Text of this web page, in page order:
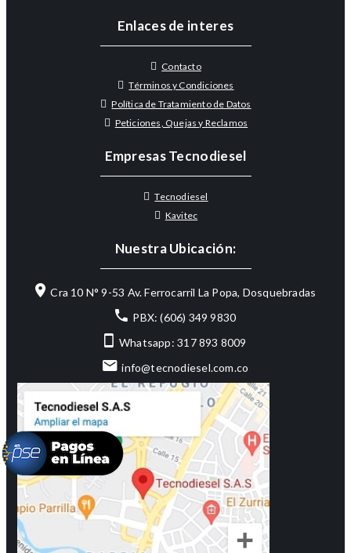
Enlaces de interes
Contacto
Términos y Condiciones
Política de Tratamiento de Datos
Peticiones, Quejas y Reclamos
Empresas Tecnodiesel
Tecnodiesel
Kavitec
Nuestra Ubicación:
Cra 10 N° 9-53 Av. Ferrocarril La Popa, Dosquebradas
PBX: (606) 349 9830
Whatsapp: 317 893 8009
info@tecnodiesel.com.co